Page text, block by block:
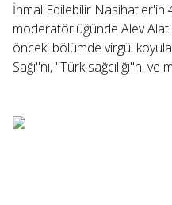
İhmal Edilebilir
moderatörlüğünde Alev
önceki bölümde virgül
Sağı"nı, "Türk sağcılığı"nı